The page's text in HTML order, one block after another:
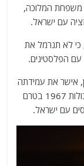
משפחת המלוכה,
עם ישראל.
כי לא תנרמל את
הפלסטינים.
אישר את עמידתה
של ארצו בתנאי של הקמת מדינה פלסטינית בגבולות 1967 בטרם
עם ישראל.